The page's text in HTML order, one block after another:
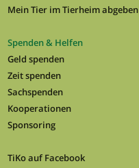
Mein Tier im Tierheim abgeben
Spenden & Helfen
Geld spenden
Zeit spenden
Sachspenden
Kooperationen
Sponsoring
TiKo auf Facebook